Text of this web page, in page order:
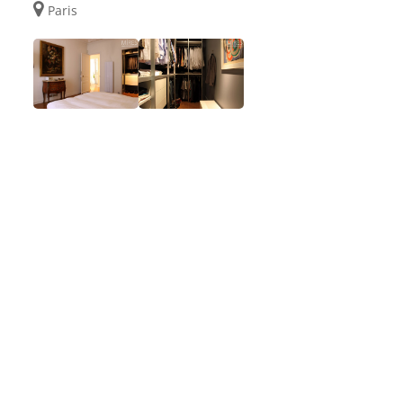
Paris